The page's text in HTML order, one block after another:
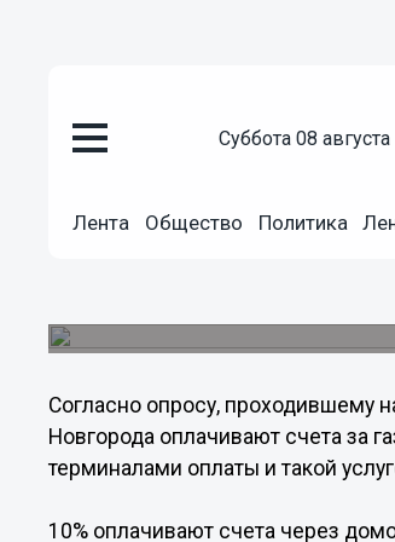
суббота 08
Лента Общество Политика
Согласно опросу, проходившему
Новгорода оплачивают счета за
терминалами оплаты и такой
10% оплачивают счета через